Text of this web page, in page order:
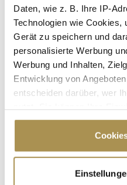
Daten, wie z. B. Ihre IP-
Technologien wie Cookies,
Gerät zu speichern und
personalisierte Werbung
Werbung und Inhalten,
Entwicklung von
entscheiden darüber, wer
Cookie-Erklärung oder
Trigger Symbol ändern
Informationen über
Sicherheitscode bestätigen: